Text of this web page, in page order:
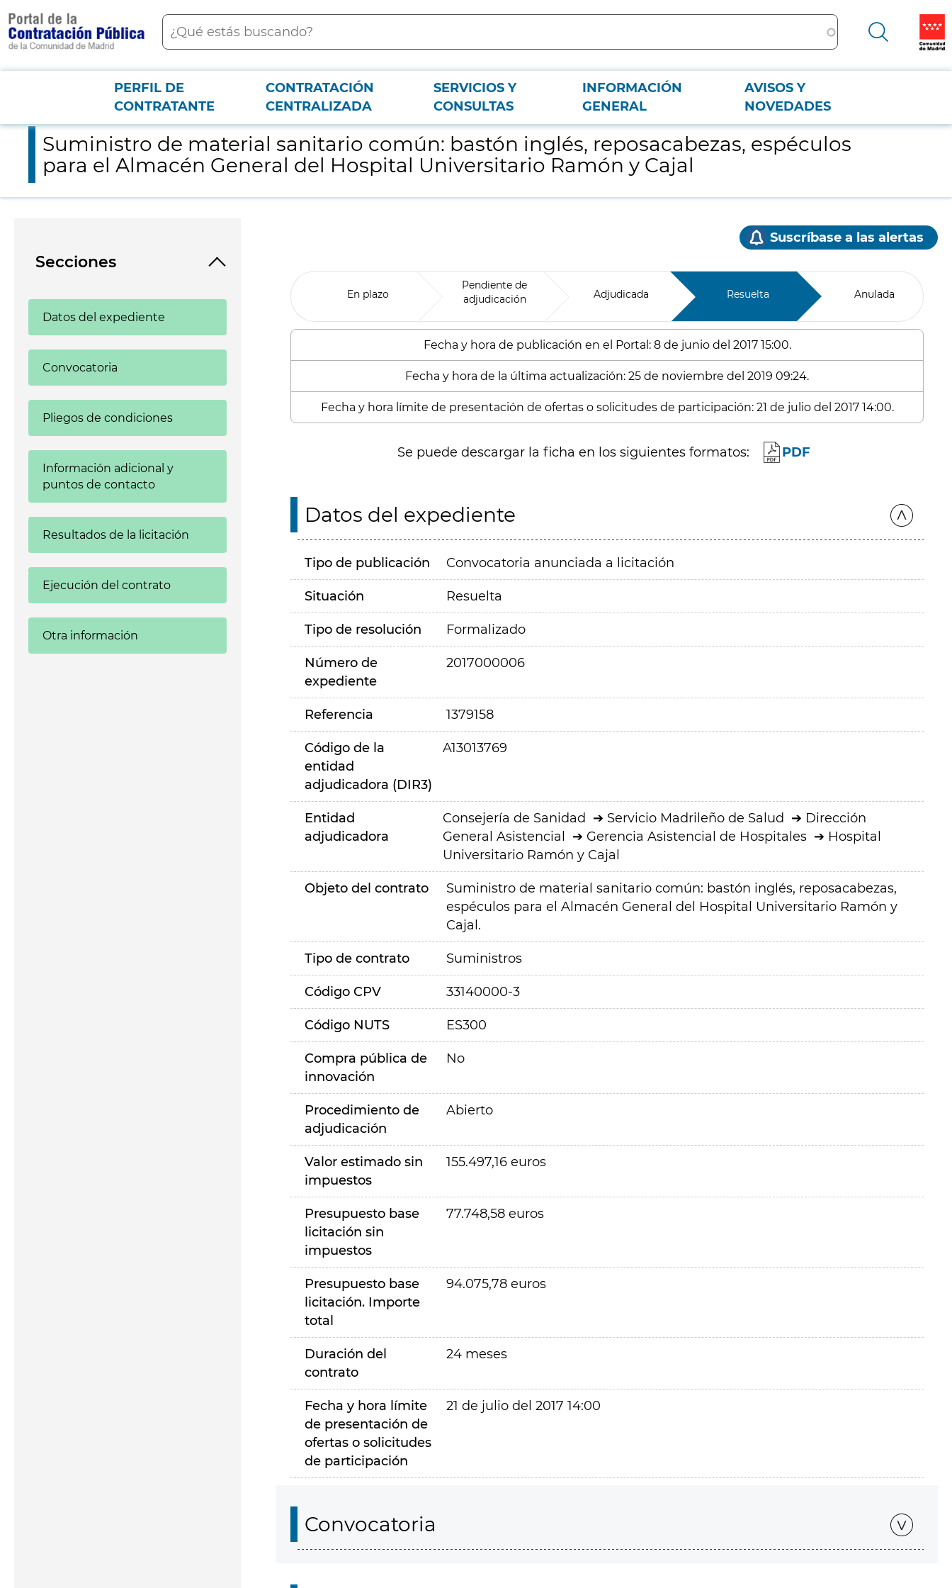
contenido
principal
Buscar
Menú PCON
PERFIL DE
CONTRATANTE
CONTRATACIÓN
CENTRALIZADA
SERVICIOS Y
CONSULTAS
INFORMACIÓN
GENERAL
AVISOS Y
NOVEDADES
Suministro de material sanitario común: bastón inglés, reposacabezas, espéculos para el Almacén General del Hospital Universitario Ramón y Cajal
Suministro de material sanitario común: bastón inglés, reposacabezas, espéculos
para el Almacén General del Hospital Universitario Ramón y Cajal
Secciones
Datos del expediente
Convocatoria
Pliegos de condiciones
Información adicional y
puntos de contacto
Resultados de la licitación
Ejecución del contrato
Otra información
Suscríbase a las alertas
En plazo
Pendiente de
adjudicación
Adjudicada Resuelta Anulada
Fecha y hora de publicación en el Portal: 8 de junio del 2017 15:00.
Fecha y hora de la última actualización: 25 de noviembre del 2019 09:24.
Fecha y hora límite de presentación de ofertas o solicitudes de participación: 21 de julio del 2017 14:00.
Se puede descargar la ficha en los siguientes formatos: PDF
Datos del expediente
Tipo de publicación Convocatoria anunciada a licitación
Situación Resuelta
Tipo de resolución Formalizado
Número de
expediente
2017000006
Referencia 1379158
Código de la
entidad
adjudicadora (DIR3)
A13013769
Entidad
adjudicadora
Consejería de Sanidad Servicio Madrileño de Salud
Dirección
General Asistencial
Gerencia Asistencial de Hospitales
Hospital
Universitario Ramón y Cajal
Objeto del contrato
Suministro de material sanitario común: bastón inglés, reposacabezas,
espéculos para el Almacén General del Hospital Universitario Ramón y
Cajal.
Tipo de contrato Suministros
Código CPV 33140000-3
Código NUTS ES300
Compra pública de
innovación
No
Procedimiento de
adjudicación
Abierto
Valor estimado sin
impuestos
155.497,16 euros
Presupuesto base
licitación sin
impuestos
77.748,58 euros
Presupuesto base
licitación. Importe
total
94.075,78 euros
Duración del
contrato
24 meses
Fecha y hora límite
de presentación de
ofertas o solicitudes
de participación
21 de julio del 2017 14:00
Convocatoria